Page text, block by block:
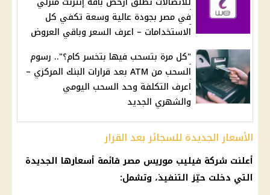
في مصر بجودة عالية وسعة تكفي كل
الاستخدامات – اعرف السعر وباقي العروض
"كل مرة بتسحب فيها بتخسر كام؟".. رسوم
السحب من ATM بعد قرارات البنك المركزي –
اعرف التكلفة وحد السحب اليومي
والشهري الجديد
الأسعار الجديدة للسجائر بعد القرار
أعلنت شركة فيليب موريس مصر قائمة أسعارها الجديدة
التي دخلت حيّز التنفيذ، وتشمل: